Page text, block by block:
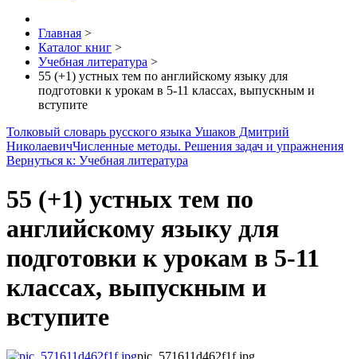
Главная >
Каталог книг >
Учебная литература >
55 (+1) устных тем по английскому языку для
подготовки к урокам в 5-11 классах, выпускным и
вступите
Толковый словарь русского языка Ушаков Дмитрий
НиколаевичЧисленные методы. Решения задач и упражнения
Вернуться к: Учебная литература
55 (+1) устных тем по
английскому языку для
подготовки к урокам в 5-11
классах, выпускным и
вступите
pic_571611d462f1f.jpg